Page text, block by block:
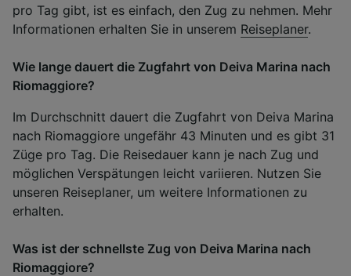
pro Tag gibt, ist es einfach, den Zug zu nehmen. Mehr
Informationen erhalten Sie in unserem Reiseplaner.
Wie lange dauert die Zugfahrt von Deiva Marina nach
Riomaggiore?
Im Durchschnitt dauert die Zugfahrt von Deiva Marina
nach Riomaggiore ungefähr 43 Minuten und es gibt 31
Züge pro Tag. Die Reisedauer kann je nach Zug und
möglichen Verspätungen leicht variieren. Nutzen Sie
unseren Reiseplaner, um weitere Informationen zu
erhalten.
Was ist der schnellste Zug von Deiva Marina nach
Riomaggiore?